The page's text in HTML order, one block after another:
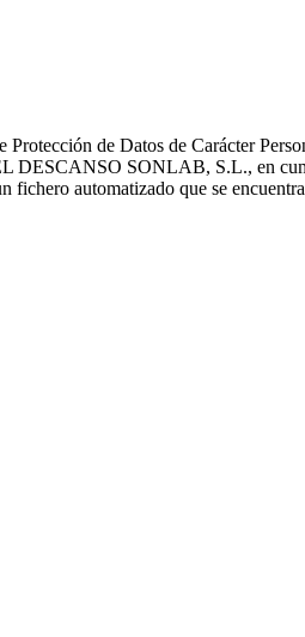
de Datos de Carácter
SONLAB, S.L., en
fichero automatizado que se